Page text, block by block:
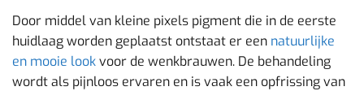
Door middel van kleine pixels pigment die in de eerste
huidlaag worden geplaatst ontstaat er een natuurlijke
en mooie lookvoor de wenkbrauwen. De behandeling
wordt als pijnloos ervaren en is vaak een opfrissing van